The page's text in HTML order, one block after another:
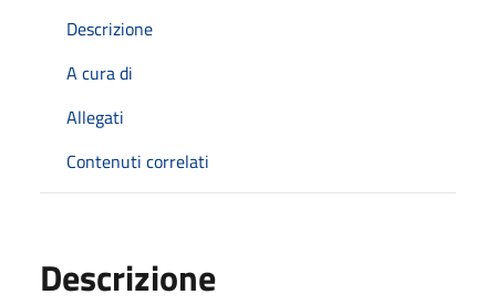
Descrizione
A cura di
Allegati
Contenuti correlati
Descrizione